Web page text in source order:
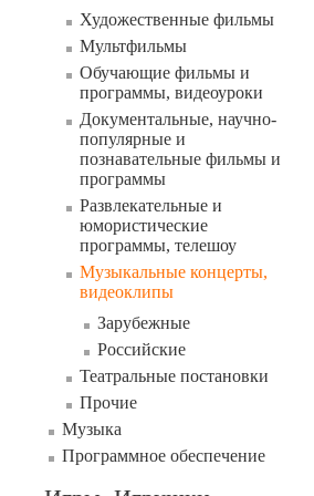
Художественные фильмы
Мультфильмы
Обучающие фильмы и
программы, видеоуроки
Документальные, научно-
популярные и
познавательные фильмы и
программы
Развлекательные и
юмористические
программы, телешоу
Музыкальные концерты,
видеоклипы
Зарубежные
Российские
Театральные постановки
Прочие
Музыка
Программное обеспечение